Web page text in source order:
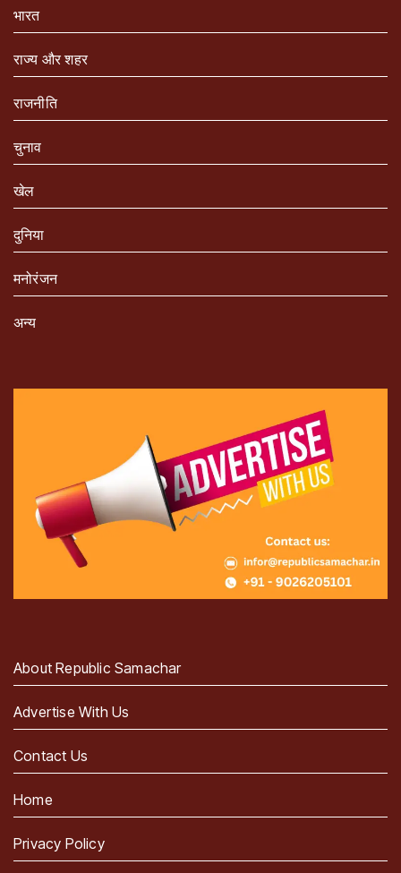
भारत
राज्य और शहर
राजनीति
चुनाव
खेल
दुनिया
मनोरंजन
अन्य
About Republic Samachar
Advertise With Us
Contact Us
Home
Privacy Policy